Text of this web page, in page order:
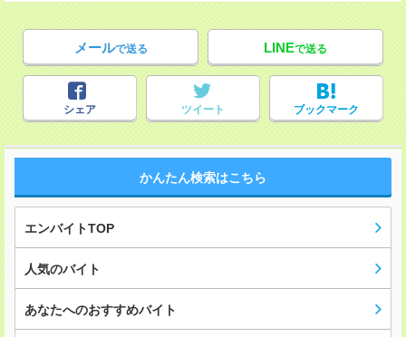
メールで送る LINEで送る
シェア ツイート ブックマーク
かんたん検索はこちら
エンバイトTOP
人気のバイト
あなたへのおすすめバイト